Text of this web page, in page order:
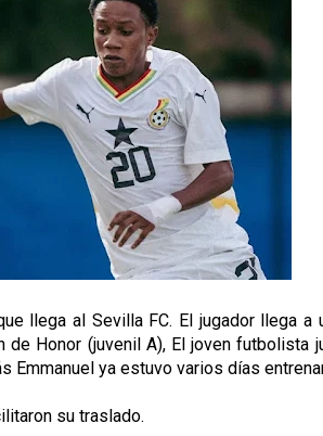
llega al Sevilla FC. El jugador llega
Honor (juvenil A), El joven
ya estuvo varios días
su traslado.